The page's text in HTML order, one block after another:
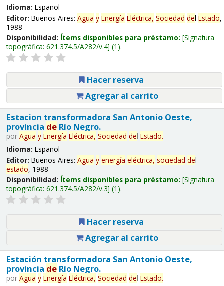
Idioma: Español
Editor: Buenos Aires: Agua y Energía Eléctrica, Sociedad del Estado,
1988
Disponibilidad: Ítems disponibles para préstamo: Signatura
topográfica: 621.374.5/A282/v.4 (1).
Hacer reserva
Agregar al carrito
Estacion transformadora San Antonio Oeste,
provincia deRío Negro.
por Agua y Energía Eléctrica, Sociedad del Estado.
Idioma: Español
Editor: Buenos Aires: Agua y energía eléctrica, sociedad del
estado, 1988
Disponibilidad: Ítems disponibles para préstamo: Signatura
topográfica: 621.374.5/A282/v.3 (1).
Hacer reserva
Agregar al carrito
Estación transformadora San Antonio Oeste,
provincia deRío Negro.
por Agua y Energía Eléctrica, Sociedad del Estado.